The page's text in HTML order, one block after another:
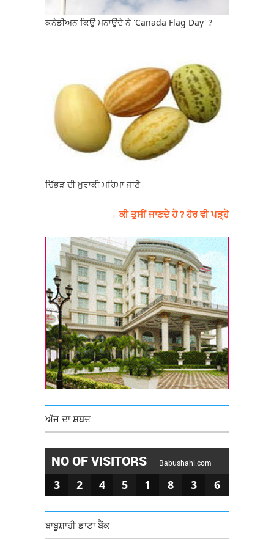
ਕਨੇਡੀਅਨ ਕਿਉਂ ਮਨਾਉਂਦੇ ਨੇ 'Canada Flag Day' ?
ਚਿੱਭੜ ਦੀ ਖ਼ੁਰਾਕੀ ਮਹਿਮਾ ਜਾਣੋ
→ ਕੀ ਤੁਸੀਂ ਜਾਣਦੇ ਹੋ ? ਹੋਰ ਵੀ ਪੜ੍ਹੋ
ਅੱਜ ਦਾ ਸ਼ਬਦ
NO OF VISITORS Babushahi.com
3 2 4 5 1 8 3 6
ਬਾਬੂਸ਼ਾਹੀ ਡਾਟਾ ਬੈਂਕ